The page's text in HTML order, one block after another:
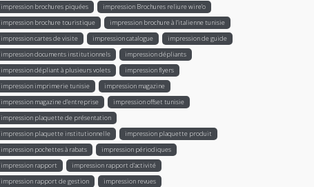
impression brochures piquées
impression Brochures reliure wire’o
impression brochure touristique
impression brochure à l'italienne tunisie
impression cartes de visite
impression catalogue
impression de guide
impression documents institutionnels
impression dépliants
impression dépliant à plusieurs volets
impression flyers
impression imprimerie tunisie
impression magazine
impression magazine d’entreprise
impression offset tunisie
impression plaquette de présentation
impression plaquette institutionnelle
impression plaquette produit
impression pochettes à rabats
impression périodiques
impression rapport
impression rapport d'activité
impression rapport de gestion
impression revues